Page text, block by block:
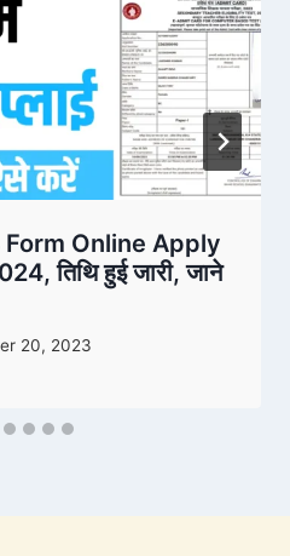
Form Online Apply
तिथि हुई जारी, जाने
20, 2023